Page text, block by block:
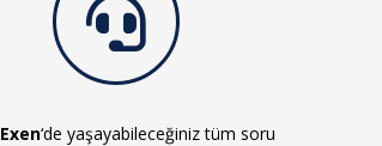
‘de yaşayabileceğiniz tüm soru